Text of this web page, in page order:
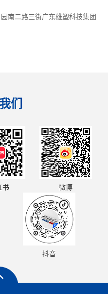
南二路三街广东雄塑科技集团
们
书 微博
抖音